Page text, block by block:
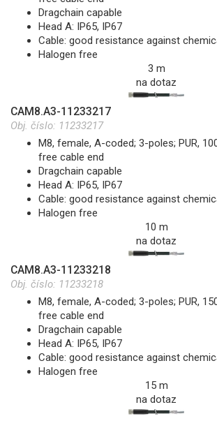
Dragchain capable
Head A: IP65, IP67
Cable: good resistance against
Halogen free
3 m
na dotaz
CAM8.A3-11233217
Obj. číslo: 11233217
M8, female, A-coded; 3-poles; PUR,
free cable end
Dragchain capable
Head A: IP65, IP67
Cable: good resistance against
Halogen free
10 m
na dotaz
CAM8.A3-11233218
Obj. číslo: 11233218
M8, female, A-coded; 3-poles; PUR,
free cable end
Dragchain capable
Head A: IP65, IP67
Cable: good resistance against
Halogen free
15 m
na dotaz